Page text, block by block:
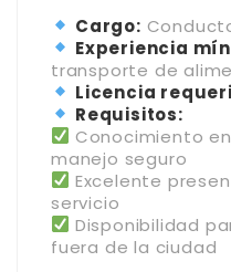
Cargo:
Experiencia
transporte de
Licencia
Requisitos:
Conocimiento
manejo seguro
Excelente
servicio
Disponibilidad
fuera de la ciudad